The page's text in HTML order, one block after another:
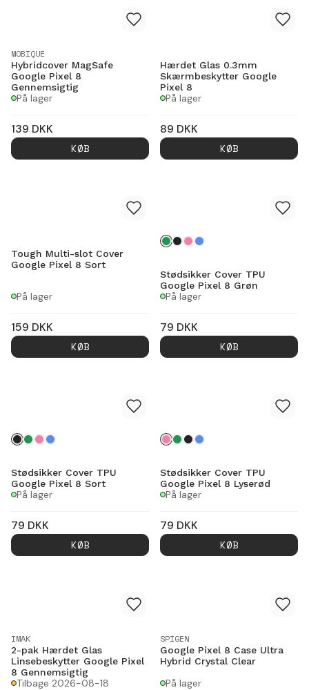
MOBIQUE
Hybridcover MagSafe
Google Pixel 8
Gennemsigtig
På lager
139 DKK
KØB
Hærdet Glas 0.3mm
Skærmbeskytter Google
Pixel 8
På lager
89 DKK
KØB
Tough Multi-slot Cover
Google Pixel 8 Sort
På lager
159 DKK
KØB
Stødsikker Cover TPU
Google Pixel 8 Grøn
På lager
79 DKK
KØB
Stødsikker Cover TPU
Google Pixel 8 Sort
På lager
79 DKK
KØB
Stødsikker Cover TPU
Google Pixel 8 Lyserød
På lager
79 DKK
KØB
IMAK
2-pak Hærdet Glas
Linsebeskytter Google Pixel
8 Gennemsigtig
Tilbage 2026-08-18
SPIGEN
Google Pixel 8 Case Ultra
Hybrid Crystal Clear
På lager